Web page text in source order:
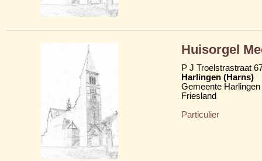
Huisorgel
P J Troelstrastraat
Harlingen (Harns)
Gemeente Harlingen
Friesland
Particulier